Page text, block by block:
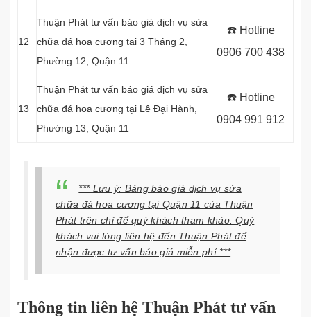
12
Thuận Phát tư vấn báo giá dịch vụ sửa
chữa đá hoa cương tại 3 Tháng 2,
Phường 12, Quận 11
☎️ Hotline
0906 700 438
13
Thuận Phát tư vấn báo giá dịch vụ sửa
chữa đá hoa cương tại Lê Đại Hành,
Phường 13, Quận 11
☎️ Hotline
0904 991 912
*** Lưu ý: Bảng báo giá dịch vụ sửa
chữa đá hoa cương tại Quận 11 của Thuận
Phát trên chỉ để quý khách tham khảo. Quý
khách vui lòng liên hệ đến Thuận Phát để
nhận được tư vấn báo giá miễn phí.***
Thông tin liên hệ Thuận Phát tư vấn